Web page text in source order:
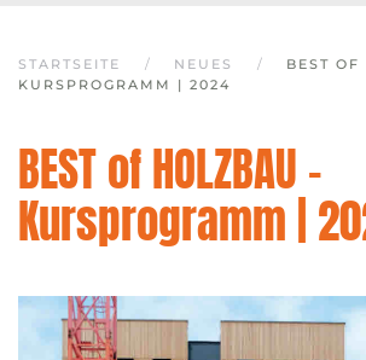
STARTSEITE NEUES
BEST
KURSPROGRAMM | 2024
BEST of HOLZBAU -
Kursprogramm |